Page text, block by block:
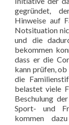
gegründet,
Hinweise auf
Notsituation
und die
bekommen
dass er die
kann prüfen,
die
belastet viele
Beschulung
Sport- und
kommen